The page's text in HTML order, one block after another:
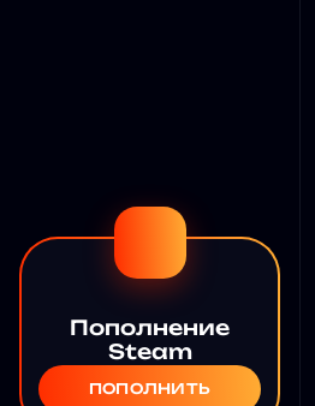
Пополнение
Steam
ПОПОЛНИТЬ